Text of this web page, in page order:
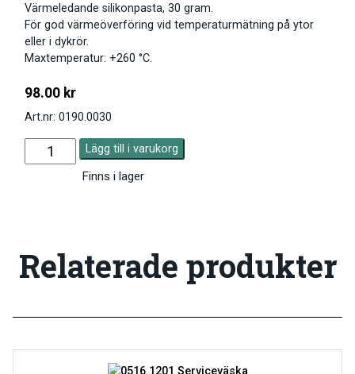
Värmeledande silikonpasta, 30 gram.
För god värmeöverföring vid temperaturmätning på ytor
eller i dykrör.
Maxtemperatur: +260 °C.
98.00 kr
Art.nr: 0190.0030
Lägg till i varukorg
Finns i lager
Relaterade produkter